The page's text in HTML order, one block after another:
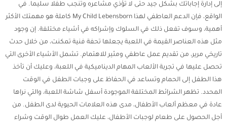
إلى إدارة إجاباتك بشكل جيد حتى لا تؤذي مشاعره وتنجب طفلا سليما. في
الواقع، فإن الدعم العاطفي لهذا My Child Lebensborn كاملة هو مهمتك الأكثر
أهمية، وسوف تفعل ذلك في السلوك وإشراكه في أشياء مختلفة. إن وجود
مثل هذه العناصر القيمة في اللعبة يجعلها تحفة فنية تمكنت، من خلال حدث
تاريخي مرير، من تقديم عمل عاطفي ومثير للاهتمام. تشمل الأشياء الأخرى التي
تحصل عليها في تجربة الألعاب المهام الديناميكية في اللعبة، وعليك أن تأخذ
هذا الطفل إلى الحمام وتساعد في الحفاظ على وجبات الطفل في الوقت
المحدد. تظهر الشرائط المختلفة الموجودة أسفل شاشة اللعبة، والتي نراها
عادة في معظم ألعاب الأطفال، مدى هذه العلامات الحيوية لدى الطفل. من
أجل الحصول على طعام لوجبات الأطفال، عليك العمل طوال الوقت وشراء